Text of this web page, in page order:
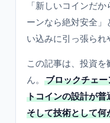
「新しいコインだ
ーンなら絶対安全
い込みに引っ張られ
この記事は、投資
ん。
ブロックチェ
トコインの設計が
そして技術として